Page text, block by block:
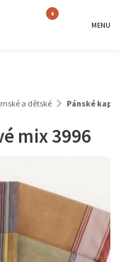
0
MENU
a dětské Pánské
mix 3996